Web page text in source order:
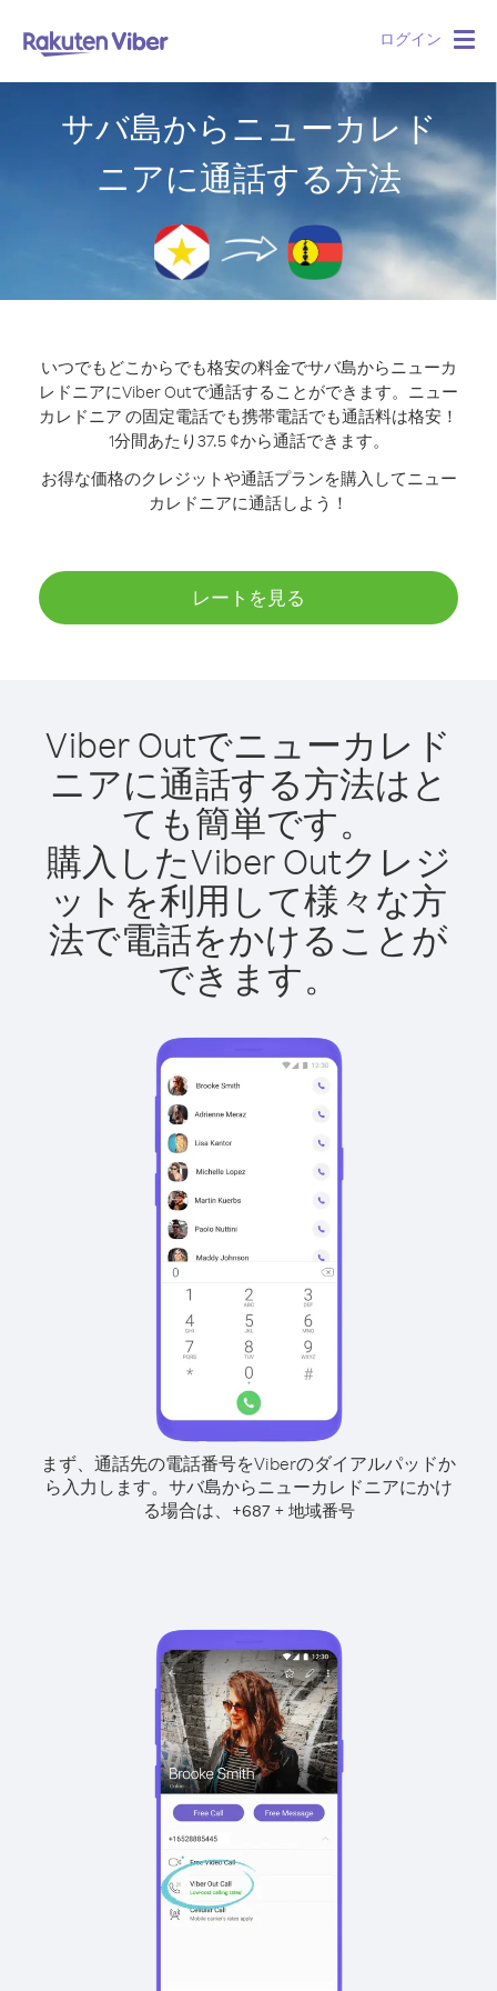
ログイン
サバ島からニューカレド
ニアに通話する方法
いつでもどこからでも格安の料金でサバ島からニューカ
レドニアにViber Outで通話することができます。 ニュー
カレドニア の固定電話でも携帯電話でも通話料は格安！
1分間あたり37.5 ¢から通話できます。
お得な価格のクレジットや通話プランを購入してニュー
カレドニアに通話しよう！
レートを見る
Viber Outでニューカレド
ニアに通話する方法はと
ても簡単です。
購入したViber Outクレジ
ットを利用して様々な方
法で電話をかけることが
できます。
まず、通話先の電話番号をViberのダイアルパッドか
ら入力します。 サバ島からニューカレドニアにかけ
る場合は、
+687+ 地域番号